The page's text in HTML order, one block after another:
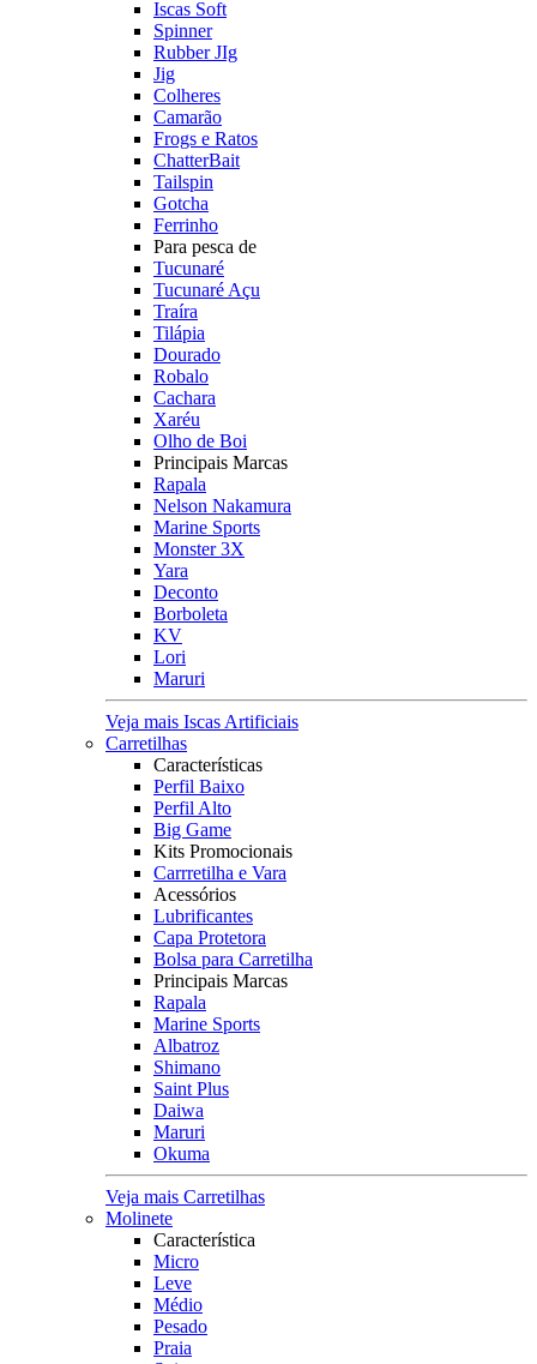
Iscas Soft
Spinner
Rubber JIg
Jig
Colheres
Camarão
Frogs e Ratos
ChatterBait
Tailspin
Gotcha
Ferrinho
Para pesca de
Tucunaré
Tucunaré Açu
Traíra
Tilápia
Dourado
Robalo
Cachara
Xaréu
Olho de Boi
Principais Marcas
Rapala
Nelson Nakamura
Marine Sports
Monster 3X
Yara
Deconto
Borboleta
KV
Lori
Maruri
Veja mais Iscas Artificiais
Carretilhas
Características
Perfil Baixo
Perfil Alto
Big Game
Kits Promocionais
Carrretilha e Vara
Acessórios
Lubrificantes
Capa Protetora
Bolsa para Carretilha
Principais Marcas
Rapala
Marine Sports
Albatroz
Shimano
Saint Plus
Daiwa
Maruri
Okuma
Veja mais Carretilhas
Molinete
Característica
Micro
Leve
Médio
Pesado
Praia